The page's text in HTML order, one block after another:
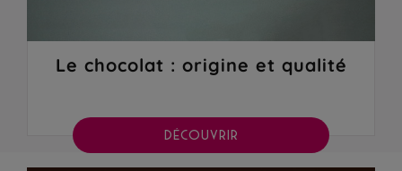
Le chocolat : origine et qualité
DÉCOUVRIR